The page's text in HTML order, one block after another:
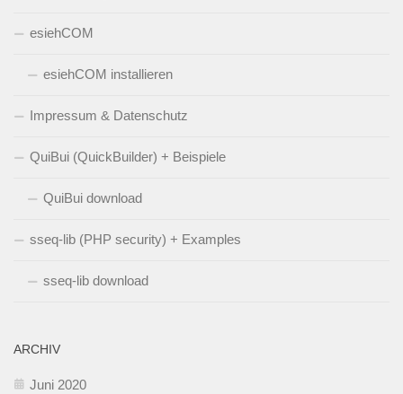
esiehCOM
esiehCOM installieren
Impressum & Datenschutz
QuiBui (QuickBuilder) + Beispiele
QuiBui download
sseq-lib (PHP security) + Examples
sseq-lib download
ARCHIV
Juni 2020